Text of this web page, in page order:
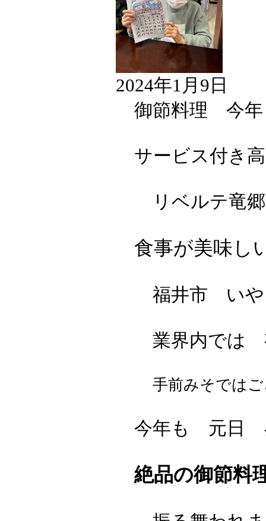
2024年1月9日
御節料理 今年
サービス付き
リベルテ竜郷
食事が美味し
福井市 いや
業界内では
手前みそでは
今年も 元日
絶品の御節料